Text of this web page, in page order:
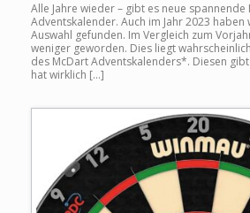
Alle Jahre wieder – gibt es neue spannende
Adventskalender. Auch im Jahr 2023
Auswahl gefunden. Im Vergleich zum
weniger geworden. Dies liegt
des McDart Adventskalenders*. Diesen
hat wirklich […]